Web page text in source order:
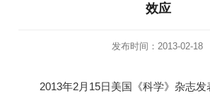
效应
发布时间：2013-02-18
2013年2月15日美国《科学》杂志发